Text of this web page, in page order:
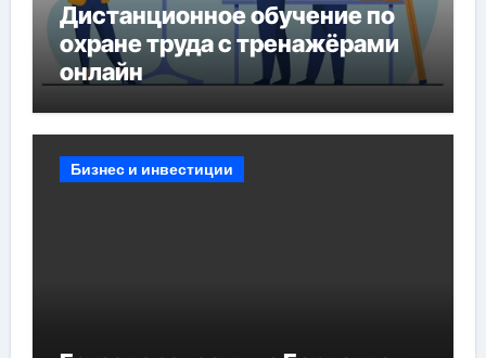
Дистанционное обучение по
охране труда с тренажёрами
онлайн
Бизнес и инвестиции